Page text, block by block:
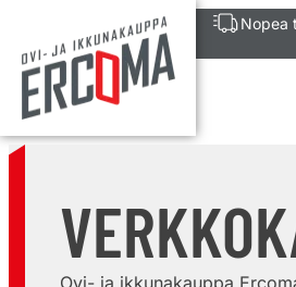
Nopea
Ovi- ja ikkunakauppa